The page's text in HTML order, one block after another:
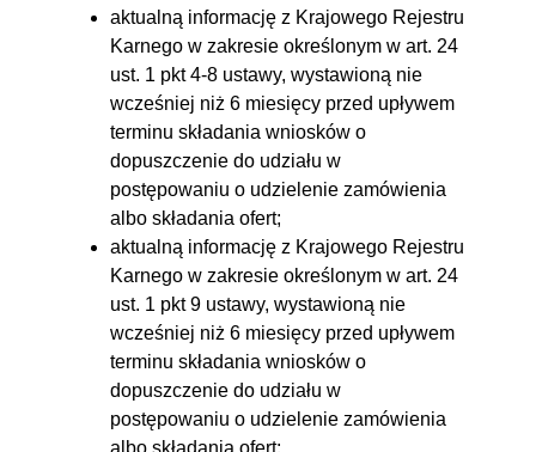
aktualną informację z Krajowego Rejestru
Karnego w zakresie określonym w art. 24
ust. 1 pkt 4-8 ustawy, wystawioną nie
wcześniej niż 6 miesięcy przed upływem
terminu składania wniosków o
dopuszczenie do udziału w
postępowaniu o udzielenie zamówienia
albo składania ofert;
aktualną informację z Krajowego Rejestru
Karnego w zakresie określonym w art. 24
ust. 1 pkt 9 ustawy, wystawioną nie
wcześniej niż 6 miesięcy przed upływem
terminu składania wniosków o
dopuszczenie do udziału w
postępowaniu o udzielenie zamówienia
albo składania ofert;